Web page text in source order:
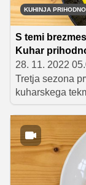
vsa družina.
KUHINJA
S temi
Kuhar
28. 11. 2022
Tretja sezona
kuharskega
zaključila v
dvoboju smo
in najbolj
odprtih ust in
zahtevnim
2022 si je